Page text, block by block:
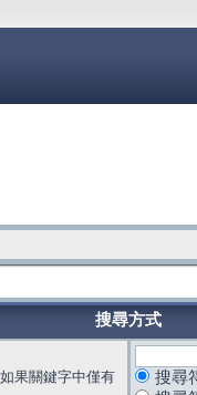
搜尋方式
果關鍵字中僅有
搜尋